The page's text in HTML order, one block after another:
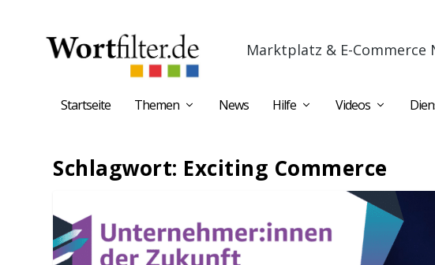
Marktplatz & E-
Startseite Themen News Hilfe Videos
Schlagwort: Exciting Commerce